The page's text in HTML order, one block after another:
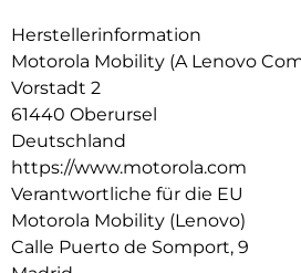
freihändig ein Selfie auf. Und das
wichtigsten sind, sind auch für uns
Herstellerinformation
Motorola Mobility (A Lenovo
Vorstadt 2
61440 Oberursel
Deutschland
https://www.motorola.com
Verantwortliche für die EU
Motorola Mobility (Lenovo)
Calle Puerto de Somport, 9